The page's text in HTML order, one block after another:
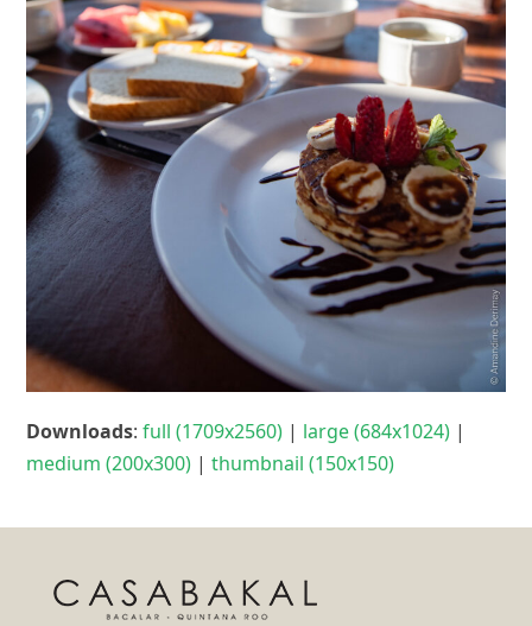
Downloads:full (1709x2560) | large (684x1024) |
medium (200x300) |thumbnail (150x150)